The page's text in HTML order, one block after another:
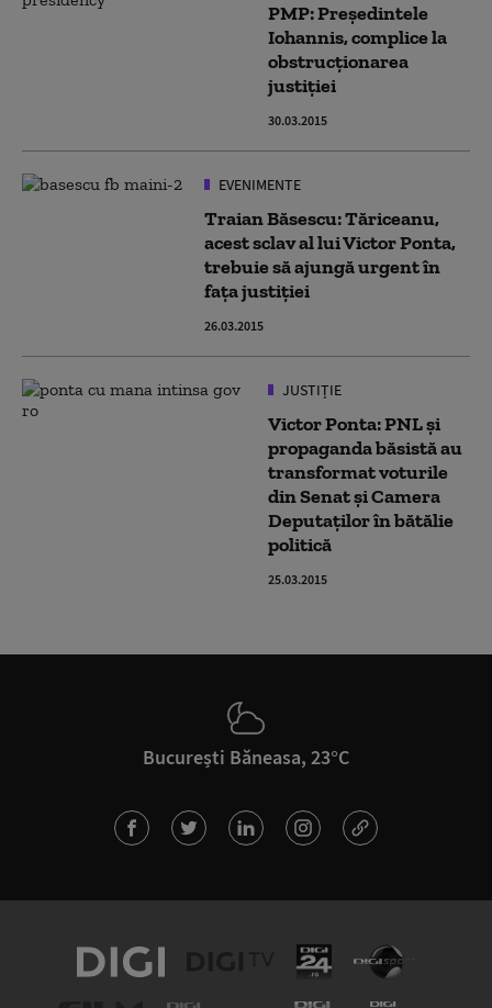
PMP: Președintele
Iohannis, complice la
obstrucționarea
justiției
30.03.2015
EVENIMENTE
Traian Băsescu: Tăriceanu,
acest sclav al lui Victor Ponta,
trebuie să ajungă urgent în
fața justiției
26.03.2015
JUSTIȚIE
Victor Ponta: PNL și
propaganda băsistă au
transformat voturile
din Senat și Camera
Deputaților în bătălie
politică
25.03.2015
București Băneasa, 23°C